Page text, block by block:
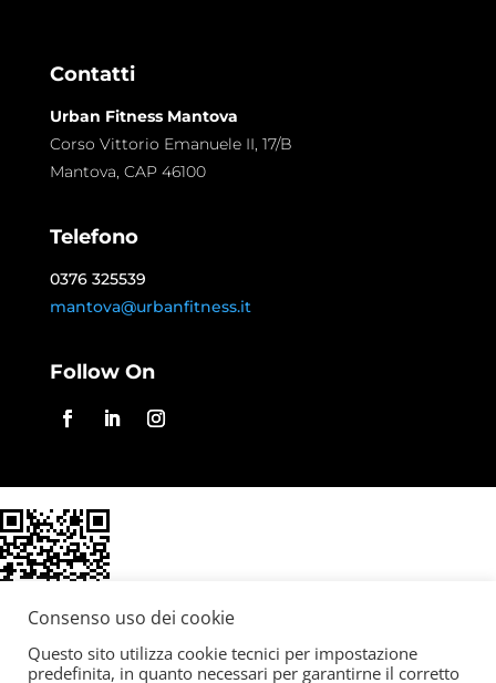
Contatti
Urban Fitness Mantova
Corso Vittorio Emanuele II, 17/B
Mantova, CAP 46100
Telefono
0376 325539
mantova@urbanfitness.it
Follow On
Download QR
Consenso uso dei cookie
Questo sito utilizza cookie tecnici per impostazione
predefinita, in quanto necessari per garantirne il corretto